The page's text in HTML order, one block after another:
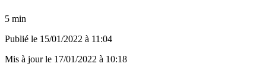
5 min
Publié le 15/01/2022 à 11:04
Mis à jour le 17/01/2022 à 10:18